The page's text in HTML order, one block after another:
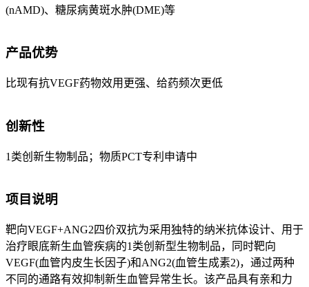
(nAMD)、糖尿病黄斑水肿(DME)等
产品优势
比现有抗VEGF药物效用更强、给药频次更低
创新性
1类创新生物制品；物质PCT专利申请中
项目说明
靶向VEGF+ANG2四价双抗为采用独特的纳米抗体设计、用于
治疗眼底新生血管疾病的1类创新型生物制品，同时靶向
VEGF(血管内皮生长因子)和ANG2(血管生成素2)，通过两种
不同的通路有效抑制新生血管异常生长。该产品具有亲和力